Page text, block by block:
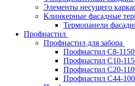
Элементы несущего
Клинкерные фасадные
Термопанели
Профнастил
Профнастил для забора
Профнастил С8-
Профнастил С10-
Профнастил С20-
Профнастил С44-